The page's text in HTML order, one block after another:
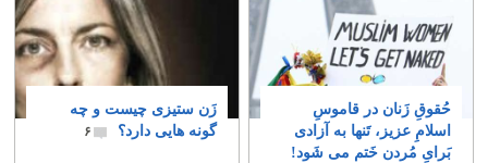
حُقوقِ زَنان در قاموسِ
اسلامِ عزیز، تَنها به آزادی
بَرایِ مُردن خَتم می شَود!
زَن ستیزی چیست و چه
گونه هایی دارد؟
۶